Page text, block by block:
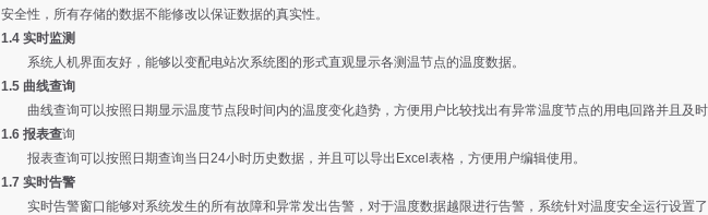
安全性，所有存储的数据不能修改以保证数据的真实性。
1.4 实时监测
系统人机界面友好，能够以变配电站次系统图的形式直观显示各测温节点的温度数据。
1.5 曲线查询
曲线查询可以按照日期显示温度节点段时间内的温度变化趋势，方便用户比较找出有异常温度节点的用电回路并且及时
1.6 报表查询
报表查询可以按照日期查询当日24小时历史数据，并且可以导出Excel表格，方便用户编辑使用。
1.7 实时告警
实时告警窗口能够对系统发生的所有故障和异常发出告警，对于温度数据越限进行告警，系统针对温度安全运行设置了